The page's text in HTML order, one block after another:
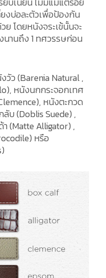
งบ่อละตัวเพื่อป้องกัน
ย โดยหนังจระเข้นั้นจะ
นานถึง 1 ทศวรรษก่อน
ว (Barenia Natural ,
หนังนกกระจอกเทศ
หนังตะกวด
บ (Doblis Suede) ,
(Matte Alligator) ,
หรือ